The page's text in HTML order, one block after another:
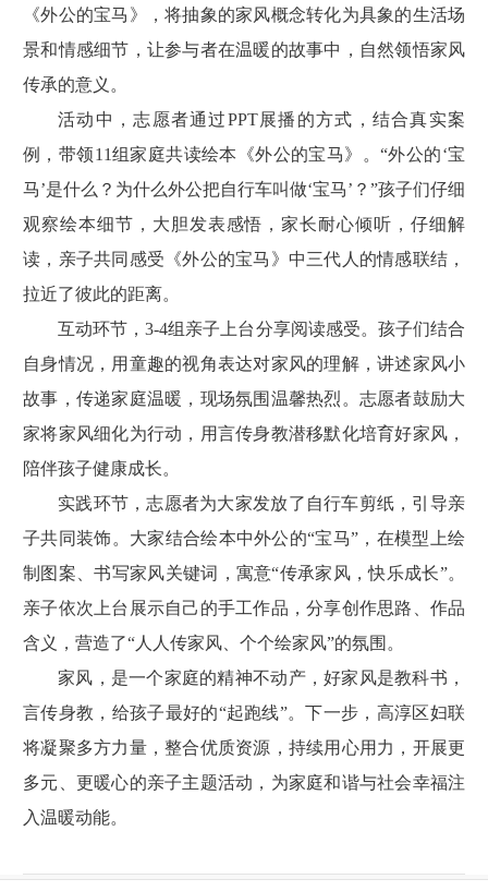
《外公的宝马》，将抽象的家风概念转化为具象的生活场
景和情感细节，让参与者在温暖的故事中，自然领悟家风
传承的意义。
活动中，志愿者通过PPT展播的方式，结合真实案
例，带领11组家庭共读绘本《外公的宝马》。“外公的‘宝
马’是什么？为什么外公把自行车叫做‘宝马’？”孩子们仔细
观察绘本细节，大胆发表感悟，家长耐心倾听，仔细解
读，亲子共同感受《外公的宝马》中三代人的情感联结，
拉近了彼此的距离。
互动环节，3-4组亲子上台分享阅读感受。孩子们结合
自身情况，用童趣的视角表达对家风的理解，讲述家风小
故事，传递家庭温暖，现场氛围温馨热烈。志愿者鼓励大
家将家风细化为行动，用言传身教潜移默化培育好家风，
陪伴孩子健康成长。
实践环节，志愿者为大家发放了自行车剪纸，引导亲
子共同装饰。大家结合绘本中外公的“宝马”，在模型上绘
制图案、书写家风关键词，寓意“传承家风，快乐成长”。
亲子依次上台展示自己的手工作品，分享创作思路、作品
含义，营造了“人人传家风、个个绘家风”的氛围。
家风，是一个家庭的精神不动产，好家风是教科书，
言传身教，给孩子最好的“起跑线”。下一步，高淳区妇联
将凝聚多方力量，整合优质资源，持续用心用力，开展更
多元、更暖心的亲子主题活动，为家庭和谐与社会幸福注
入温暖动能。